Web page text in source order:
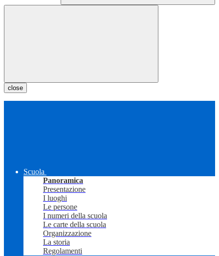
close
Scuola
Panoramica
Presentazione
I luoghi
Le persone
I numeri della scuola
Le carte della scuola
Organizzazione
La storia
Regolamenti